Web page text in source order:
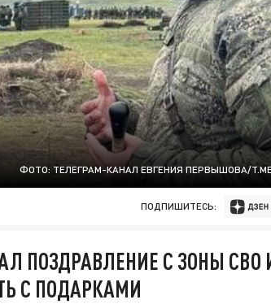
ФОТО: ТЕЛЕГРАМ-КАНАЛ ЕВГЕНИЯ ПЕРВЫШОВА/T.ME/
ПОДПИШИТЕСЬ:
ПОЗДРАВЛЕНИЕ С ЗОНЫ СВО
С ПОДАРКАМИ